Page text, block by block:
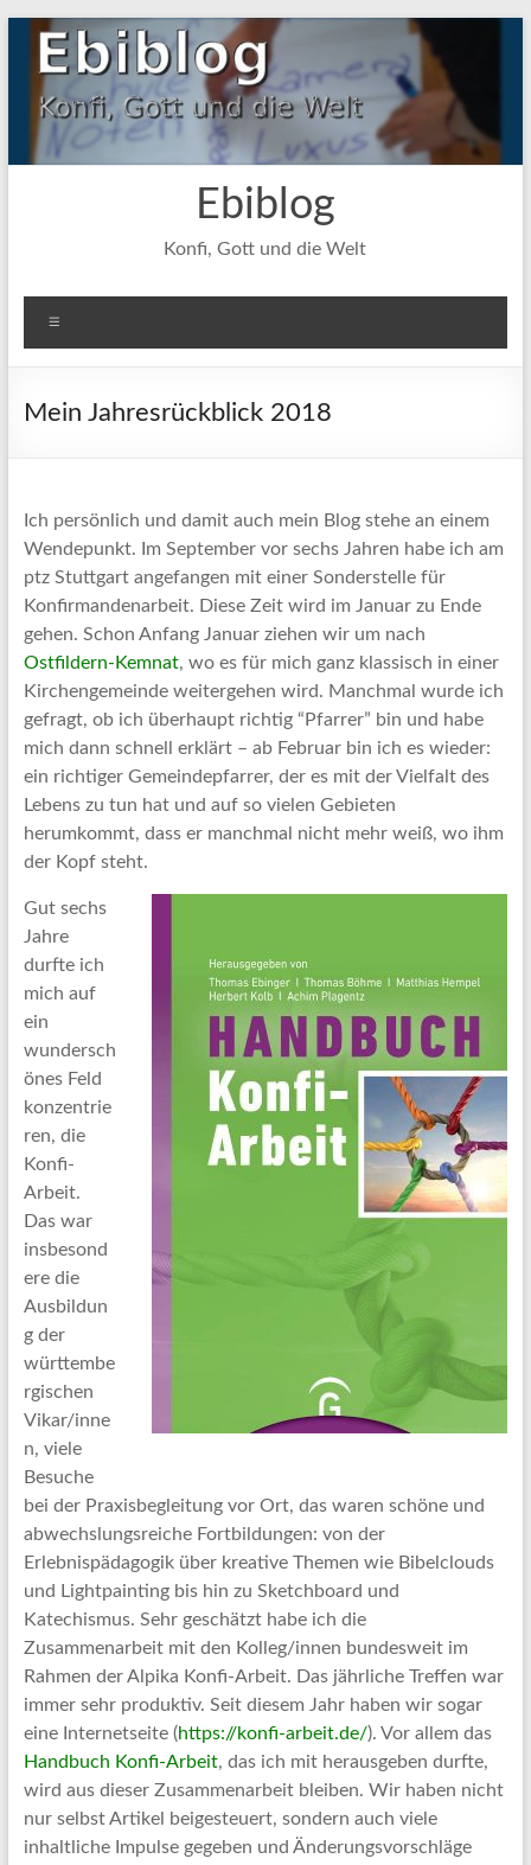
Zum
Inhalt
springen
Ebiblog
Konfi, Gott und die Welt
Mein Jahresrückblick 2018
Ich persönlich und damit auch mein Blog stehe an einem
Wendepunkt. Im September vor sechs Jahren habe ich am
ptz Stuttgart angefangen mit einer Sonderstelle für
Konfirmandenarbeit. Diese Zeit wird im Januar zu Ende
gehen. Schon Anfang Januar ziehen wir um nach
Ostfildern-Kemnat, wo es für mich ganz klassisch in einer
Kirchengemeinde weitergehen wird. Manchmal wurde ich
gefragt, ob ich überhaupt richtig “Pfarrer” bin und habe
mich dann schnell erklärt – ab Februar bin ich es wieder:
ein richtiger Gemeindepfarrer, der es mit der Vielfalt des
Lebens zu tun hat und auf so vielen Gebieten
herumkommt, dass er manchmal nicht mehr weiß, wo ihm
der Kopf steht.
Gut sechs
Jahre
durfte ich
mich auf
ein
wundersch
önes Feld
konzentrie
ren, die
Konfi-
Arbeit.
Das war
insbesond
ere die
Ausbildun
g der
württembe
rgischen
Vikar/inne
n, viele
Besuche
bei der Praxisbegleitung vor Ort, das waren schöne und
abwechslungsreiche Fortbildungen: von der
Erlebnispädagogik über kreative Themen wie Bibelclouds
und Lightpainting bis hin zu Sketchboard und
Katechismus. Sehr geschätzt habe ich die
Zusammenarbeit mit den Kolleg/innen bundesweit im
Rahmen der Alpika Konfi-Arbeit. Das jährliche Treffen war
immer sehr produktiv. Seit diesem Jahr haben wir sogar
eine Internetseite (https://konfi-arbeit.de/). Vor allem das
Handbuch Konfi-Arbeit, das ich mit herausgeben durfte,
wird aus dieser Zusammenarbeit bleiben. Wir haben nicht
nur selbst Artikel beigesteuert, sondern auch viele
inhaltliche Impulse gegeben und Änderungsvorschläge